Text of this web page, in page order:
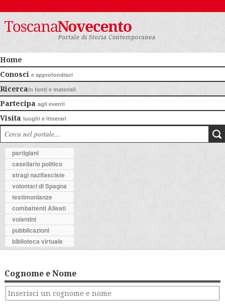
Home
Conosci e approfondisci
Ricercain fonti e materiali
Partecipa agli eventi
Visita luoghi e itinerari
partigiani
casellario politico
stragi nazifasciste
volontari di Spagna
testimonianze
combattenti Alleati
volantini
pubblicazioni
biblioteca virtuale
Cognome e Nome